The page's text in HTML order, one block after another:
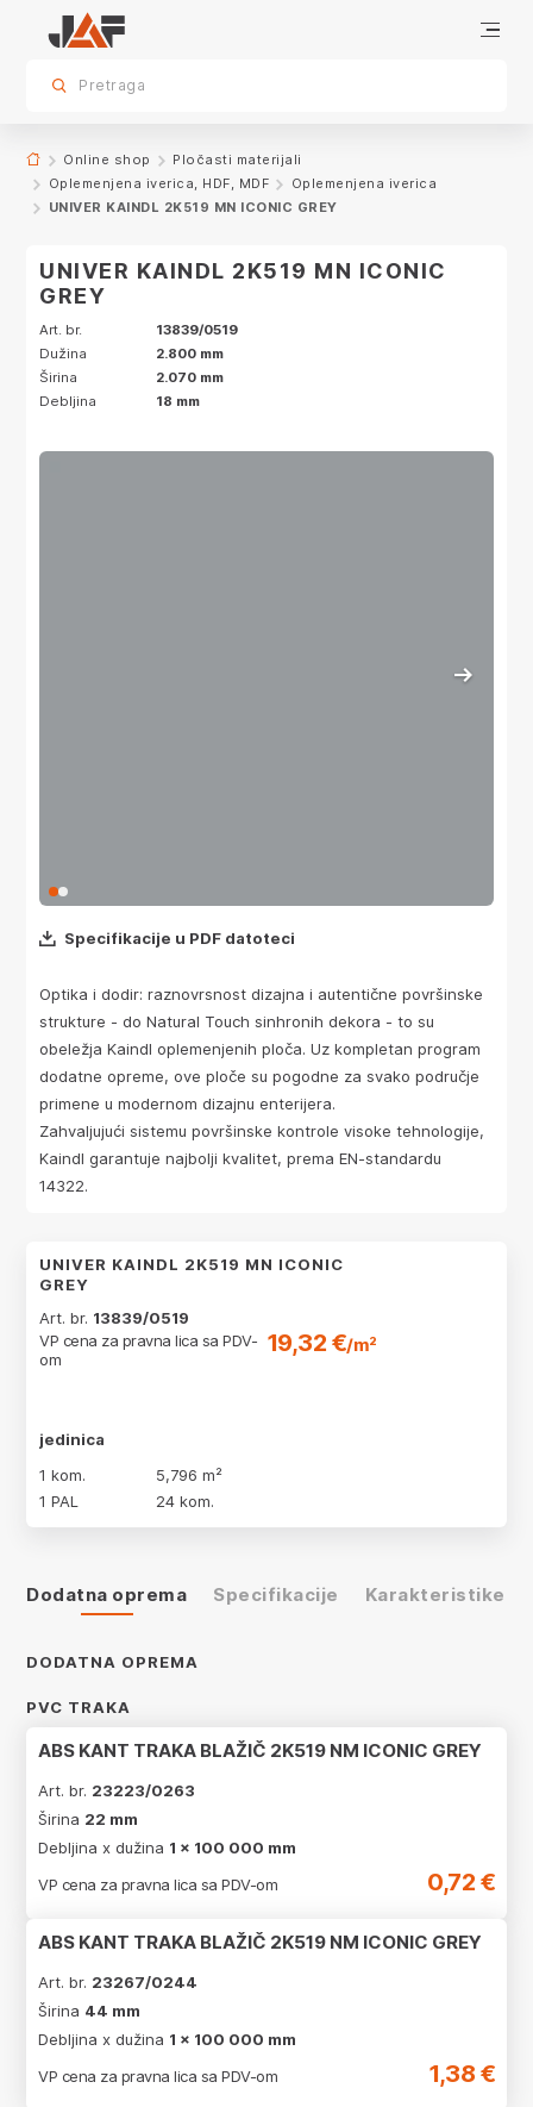
sr.skip-to.main-content
sr.skip-to.table-of-contents
sr.skip-to.main-navigation
Dodatna oprema
Specifikacije
Karakteristike
Pretraga
Online shop
Pločasti materijali
Oplemenjena iverica, HDF, MDF
Oplemenjena iverica
UNIVER KAINDL 2K519 MN ICONIC GREY
UNIVER KAINDL 2K519 MN ICONIC
GREY
Art. br.
13839/0519
Dužina
2.800 mm
Širina
2.070 mm
Debljina
18 mm
Specifikacije u PDF datoteci
Optika i dodir: raznovrsnost dizajna i autentične površinske
strukture - do Natural Touch sinhronih dekora - to su
obeležja Kaindl oplemenjenih ploča. Uz kompletan program
dodatne opreme, ove ploče su pogodne za svako područje
primene u modernom dizajnu enterijera.
Zahvaljujući sistemu površinske kontrole visoke tehnologije,
Kaindl garantuje najbolji kvalitet, prema EN-standardu
14322.
UNIVER KAINDL 2K519 MN ICONIC
GREY
Art. br. 13839/0519
VP cena za pravna lica sa PDV-
om
19,32 €/m²
jedinica
1 kom.
5,796 m²
1 PAL
24 kom.
Dodatna oprema Specifikacije Karakteristike
DODATNA OPREMA
PVC TRAKA
ABS KANT TRAKA BLAŽIČ 2K519 NM ICONIC GREY
Art. br. 23223/0263
Širina 22 mm
Debljina x dužina 1 x 100 000 mm
VP cena za pravna lica sa PDV-om
0,72 €
ABS KANT TRAKA BLAŽIČ 2K519 NM ICONIC GREY
Art. br. 23267/0244
Širina 44 mm
Debljina x dužina 1 x 100 000 mm
VP cena za pravna lica sa PDV-om
1,38 €